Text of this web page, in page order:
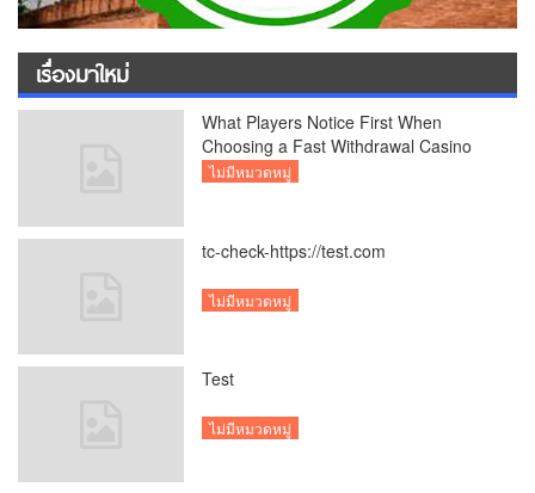
เรื่องมาใหม่
What Players Notice First When
Choosing a Fast Withdrawal Casino
UK
ไม่มีหมวดหมู่
tc-check-https://test.com
ไม่มีหมวดหมู่
Test
ไม่มีหมวดหมู่